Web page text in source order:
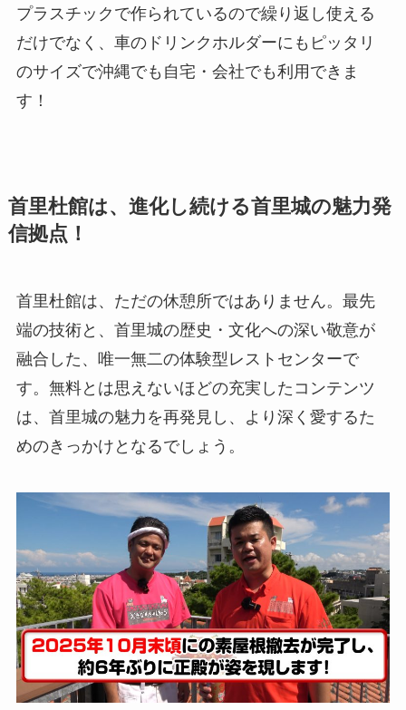
プラスチックで作られているので繰り返し使える
だけでなく、車のドリンクホルダーにもピッタリ
のサイズで沖縄でも自宅・会社でも利用できま
す！
首里杜館は、進化し続ける首里城の魅力発
信拠点！
首里杜館は、ただの休憩所ではありません。最先
端の技術と、首里城の歴史・文化への深い敬意が
融合した、唯一無二の体験型レストセンターで
す。無料とは思えないほどの充実したコンテンツ
は、首里城の魅力を再発見し、より深く愛するた
めのきっかけとなるでしょう。